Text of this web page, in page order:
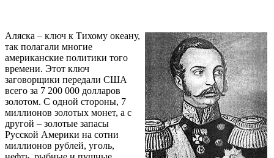
Аляска – ключ к Тихому океану,
так полагали многие
американские политики того
времени. Этот ключ
заговорщики передали США
всего за 7 200 000 долларов
золотом. С одной стороны, 7
миллионов золотых монет, а с
другой – золотые запасы
Русской Америки на сотни
миллионов рублей, уголь,